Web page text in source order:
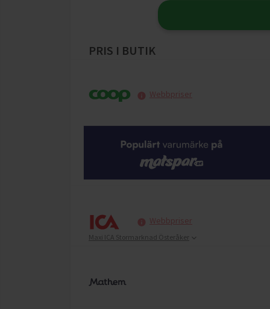
PRIS I BUTIK
Webbpriser
Webbpriser
Maxi ICA Stormarknad Österåker